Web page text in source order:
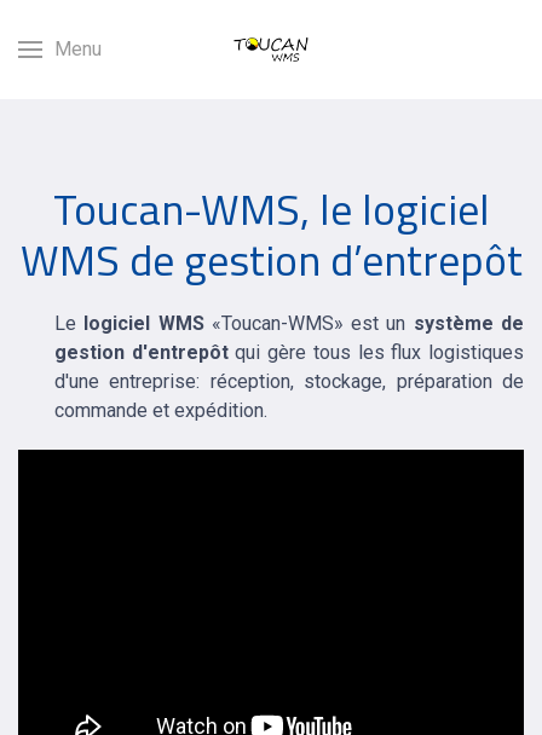
Menu
Toucan-WMS, le logiciel
WMS de gestion d’entrepôt
Le logiciel WMS«Toucan-WMS» est un système de
gestion d'entrepôtqui gère tous les flux logistiques
d'une entreprise: réception, stockage, préparation de
commande et expédition.